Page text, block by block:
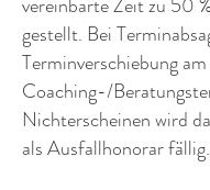
gestellt. Bei
Terminverschiebung am
Coaching-/
Nichterscheinen wird
als Ausfallhonorar fällig.